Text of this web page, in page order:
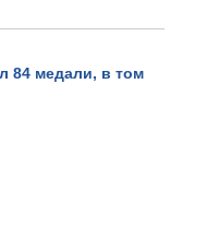
84 медали, в том